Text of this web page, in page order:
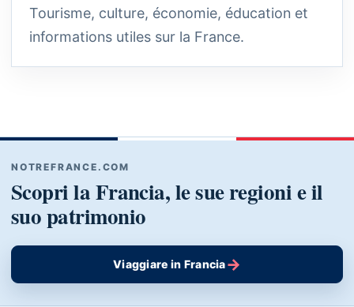
Tourisme, culture, économie, éducation et
informations utiles sur la France.
NOTREFRANCE.COM
Scopri la Francia, le sue regioni e il
suo patrimonio
Viaggiare in Francia→